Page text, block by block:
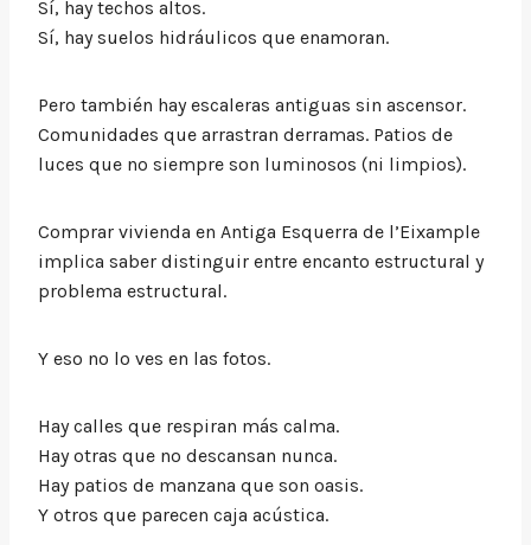
Sí, hay techos altos.
Sí, hay suelos hidráulicos que enamoran.
Pero también hay escaleras antiguas sin ascensor.
Comunidades que arrastran derramas. Patios de
luces que no siempre son luminosos (ni limpios).
Comprar vivienda en Antiga Esquerra de l’Eixample
implica saber distinguir entre encanto estructural y
problema estructural.
Y eso no lo ves en las fotos.
Hay calles que respiran más calma.
Hay otras que no descansan nunca.
Hay patios de manzana que son oasis.
Y otros que parecen caja acústica.